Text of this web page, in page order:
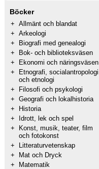
Böcker
+ Allmänt och blandat
+ Arkeologi
+
Biografi med genealogi
+
Bok- och biblioteksväsen
+
Ekonomi och näringsväsen
+
Etnografi, socialantropologi
och etnologi
+
Filosofi och psykologi
+ Geografi och lokalhistoria
+
Historia
+
Idrott, lek och spel
+
Konst, musik, teater, film
och fotokonst
+
Litteraturvetenskap
+
Mat och Dryck
+
Matematik